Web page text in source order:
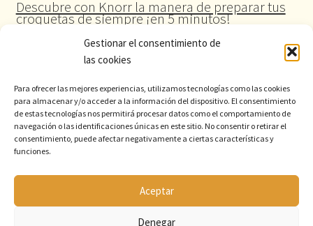
Gestionar el consentimiento de
las cookies
Para ofrecer las mejores experiencias, utilizamos tecnologías como las cookies
para almacenar y/o acceder a la información del dispositivo. El consentimiento
de estas tecnologías nos permitirá procesar datos como el comportamiento de
navegación o las identificaciones únicas en este sitio. No consentir o retirar el
consentimiento, puede afectar negativamente a ciertas características y
funciones.
Aceptar
Denegar
Descubre con Knorr la manera de preparar tus
croquetas de siempre ¡en 5 minutos!
La despensa profesional de suministros para la hostelería